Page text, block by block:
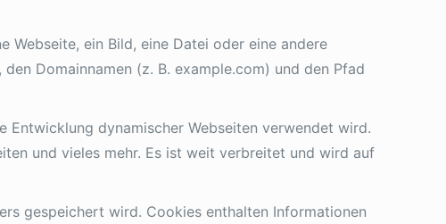
Webseite, ein Bild, eine Datei oder eine andere
Domainnamen (z. B. example.com) und den Pfad
Entwicklung dynamischer Webseiten verwendet wird.
und vieles mehr. Es ist weit verbreitet und wird auf
gespeichert wird. Cookies enthalten Informationen